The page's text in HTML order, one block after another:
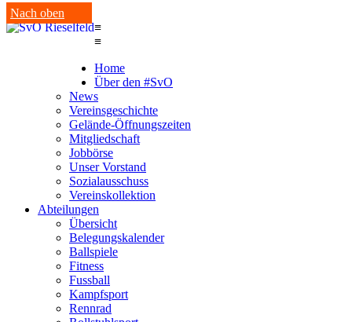
Nach oben
≡
≡
Home
Über den #SvO
News
Vereinsgeschichte
Gelände-Öffnungszeiten
Mitgliedschaft
Jobbörse
Unser Vorstand
Sozialausschuss
Vereinskollektion
Abteilungen
Übersicht
Belegungskalender
Ballspiele
Fitness
Fussball
Kampfsport
Rennrad